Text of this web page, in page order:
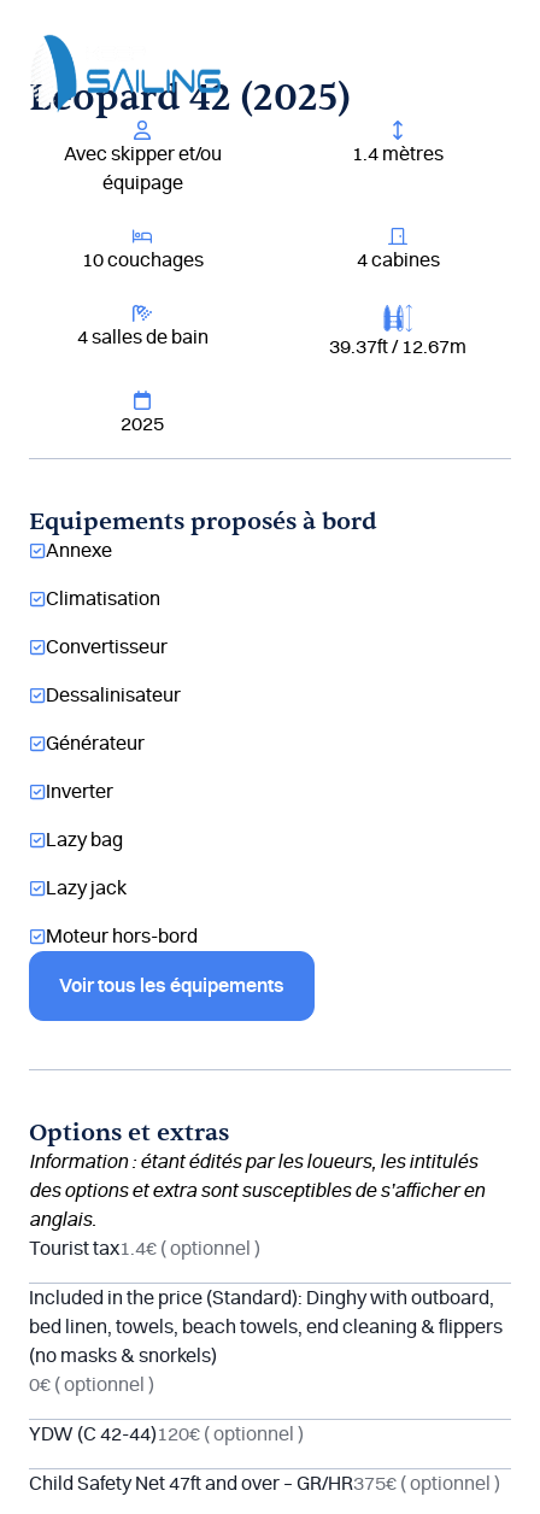
contenu
Leopard 42 (2025)
Avec skipper et/ou
équipage
1.4 mètres
10 couchages 4 cabines
4 salles de bain 39.37ft / 12.67m
2025
Equipements proposés à bord
Annexe
Climatisation
Convertisseur
Dessalinisateur
Générateur
Inverter
Lazy bag
Lazy jack
Moteur hors-bord
Voir tous les équipements
Options et extras
Information : étant édités par les loueurs, les intitulés
des options et extra sont susceptibles de s’afficher en
anglais.
Tourist tax1.4€ ( optionnel )
Included in the price (Standard): Dinghy with outboard,
bed linen, towels, beach towels, end cleaning & flippers
(no masks & snorkels)
0€ ( optionnel )
YDW (C 42-44)120€ ( optionnel )
Child Safety Net 47ft and over – GR/HR375€ ( optionnel )